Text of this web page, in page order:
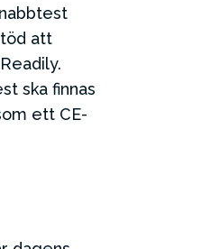
att
ska finnas
ett CE-